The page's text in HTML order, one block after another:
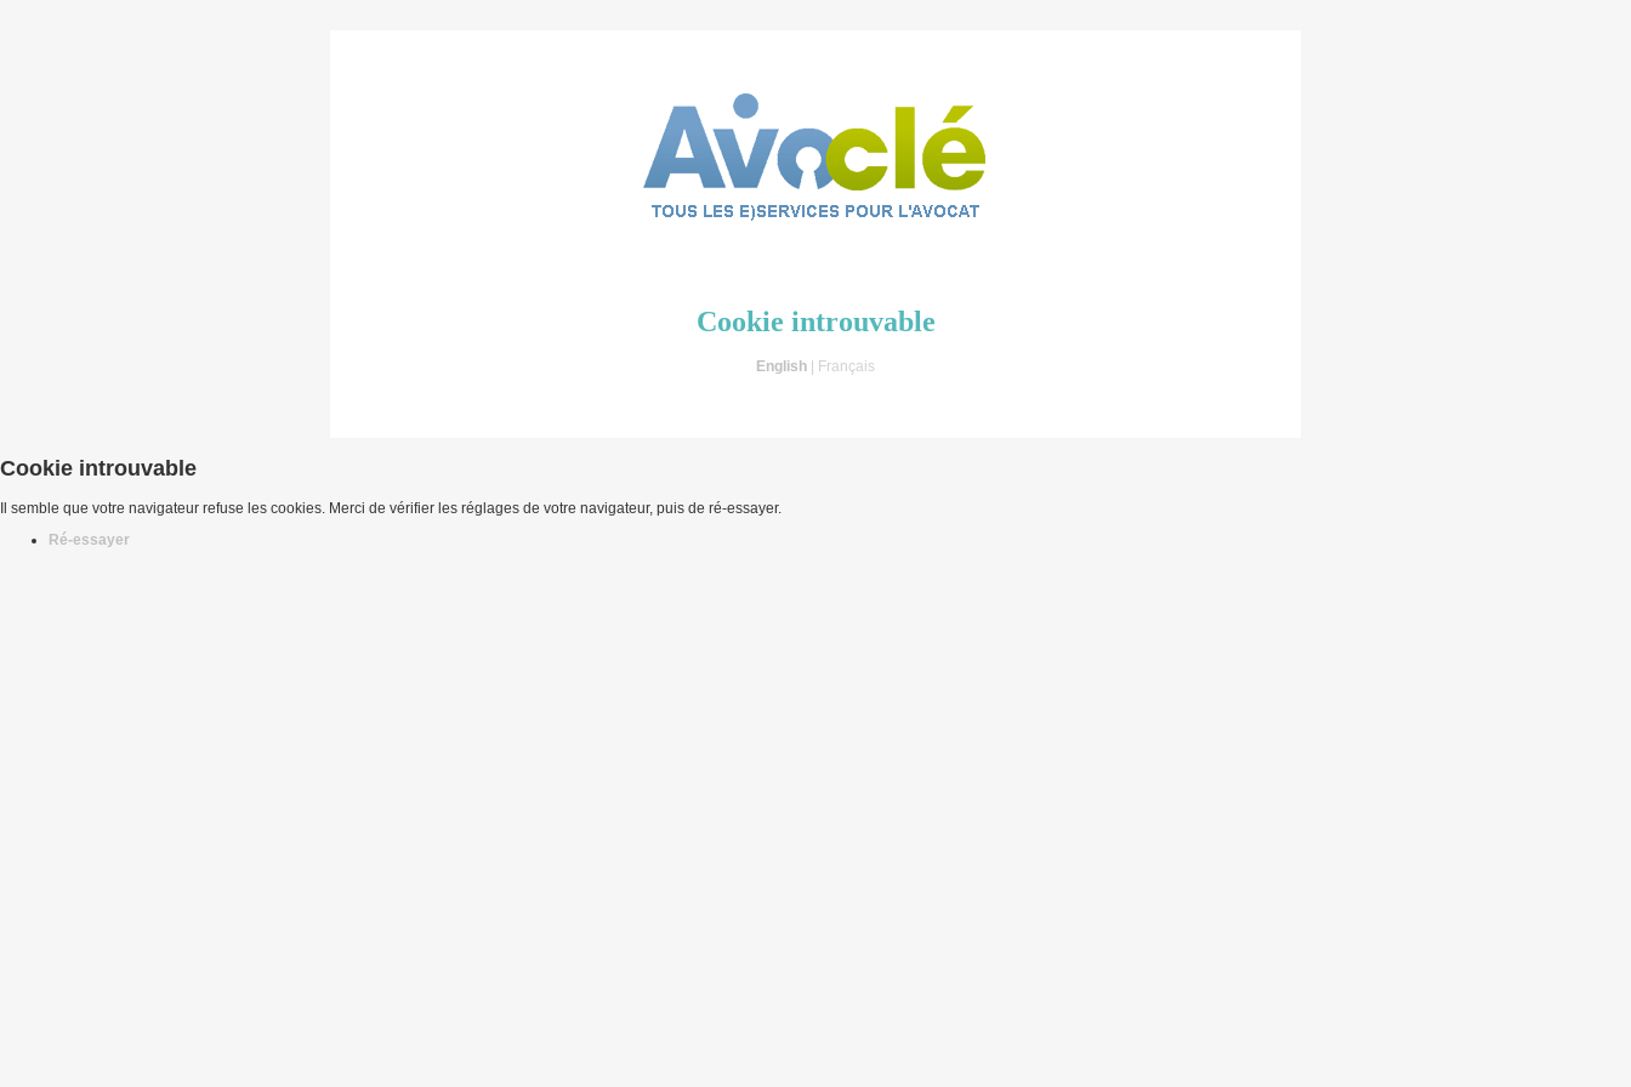
Cookie introuvable
English | Français
Cookie introuvable
Il semble que votre navigateur refuse les cookies. Merci de vérifier les réglages de votre navigateur, puis de ré-essayer.
Ré-essayer